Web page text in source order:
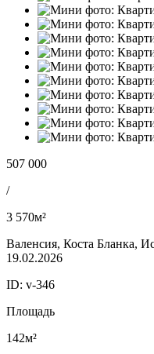
507 000
/
3 570м²
Валенсия, Коста Бланка,
19.02.2026
ID: v-346
Площадь
142м²